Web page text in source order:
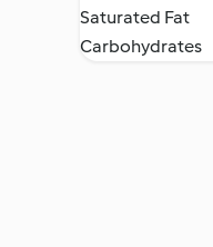
Saturated Fat
Carbohydrates